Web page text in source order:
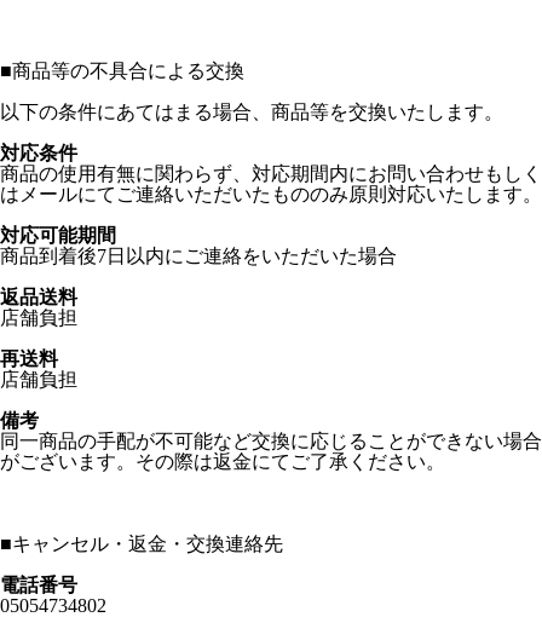
■商品等の不具合による交換
以下の条件にあてはまる場合、商品等を交換いたします。
対応条件
商品の使用有無に関わらず、対応期間内にお問い合わせもしく
はメールにてご連絡いただいたもののみ原則対応いたします。
対応可能期間
商品到着後7日以内にご連絡をいただいた場合
返品送料
店舗負担
再送料
店舗負担
備考
同一商品の手配が不可能など交換に応じることができない場合
がございます。その際は返金にてご了承ください。
■キャンセル・返金・交換連絡先
電話番号
05054734802